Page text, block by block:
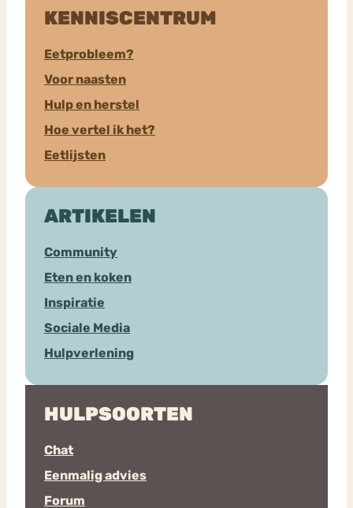
KENNISCENTRUM
Eetprobleem?
Voor naasten
Hulp en herstel
Hoe vertel ik het?
Eetlijsten
ARTIKELEN
Community
Eten en koken
Inspiratie
Sociale Media
Hulpverlening
HULPSOORTEN
Chat
Eenmalig advies
Forum